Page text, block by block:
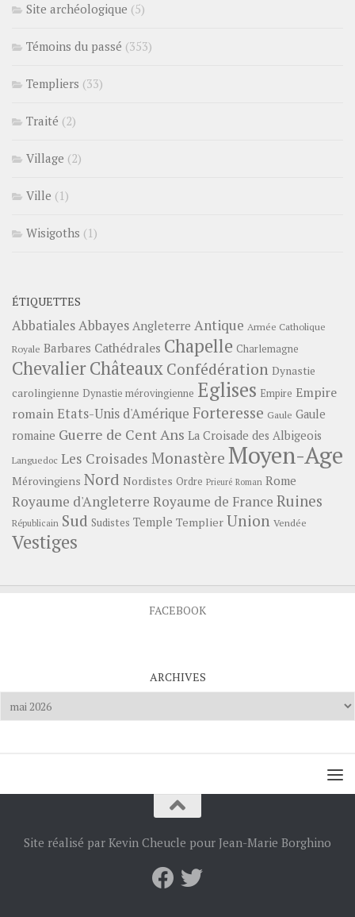
Site archéologique (5)
Témoins du passé (353)
Templiers (33)
Traité (2)
Village (2)
Ville (1)
Wisigoths (1)
ÉTIQUETTES
AbbatialesAbbayes Angleterre Antique Armée Catholique
Royale Barbares Cathédrales Chapelle Charlemagne
ChevalierChâteauxConfédération Dynastie
carolingienne Dynastie mérovingienne Eglises Empire Empire
romainEtats-Unis d'Amérique Forteresse Gaule Gaule
romaine Guerre de Cent Ans La Croisade des Albigeois
Languedoc Les Croisades Monastère Moyen-Age
Mérovingiens Nord Nordistes Ordre Prieuré Roman Rome
Royaume d'Angleterre Royaume de France Ruines
Républicain Sud Sudistes Temple Templier Union Vendée
Vestiges
FACEBOOK
ARCHIVES
Archives
Site réalisé par Kevin Cheucle pour Jean-Marie Borghino